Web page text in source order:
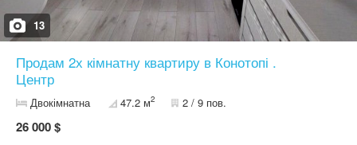
13
Продам 2х кімнатну квартиру в Конотопі .
Центр
Двокімнатна 47.2 м2 2 / 9 пов.
26 000 $